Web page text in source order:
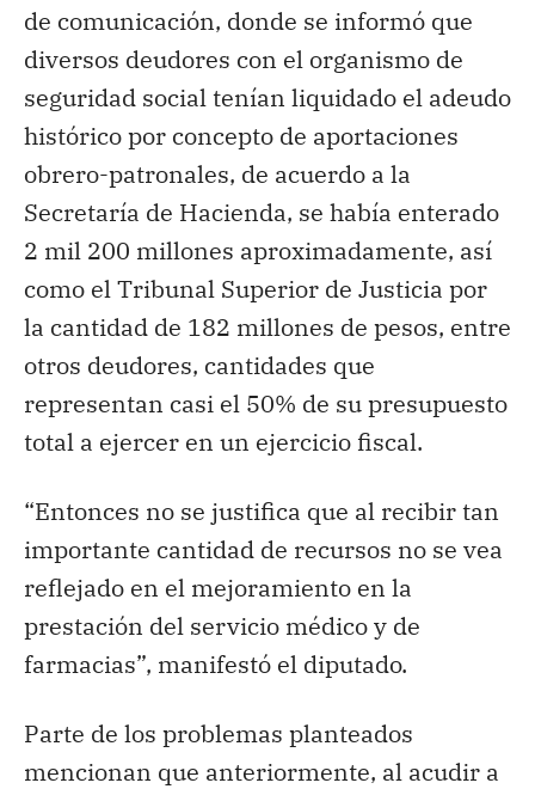
de comunicación, donde se informó que
diversos deudores con el organismo de
seguridad social tenían liquidado el adeudo
histórico por concepto de aportaciones
obrero-patronales, de acuerdo a la
Secretaría de Hacienda, se había enterado
2 mil 200 millones aproximadamente, así
como el Tribunal Superior de Justicia por
la cantidad de 182 millones de pesos, entre
otros deudores, cantidades que
representan casi el 50% de su presupuesto
total a ejercer en un ejercicio fiscal.
“Entonces no se justifica que al recibir tan
importante cantidad de recursos no se vea
reflejado en el mejoramiento en la
prestación del servicio médico y de
farmacias”, manifestó el diputado.
Parte de los problemas planteados
mencionan que anteriormente, al acudir a